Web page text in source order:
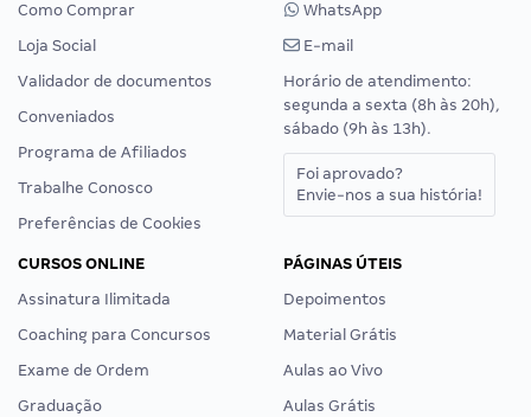
Como Comprar
Loja Social
Validador de documentos
Conveniados
Programa de Afiliados
Trabalhe Conosco
Preferências de Cookies
WhatsApp
E-mail
Horário de atendimento:
segunda a sexta (8h às 20h),
sábado (9h às 13h).
Foi aprovado?
Envie-nos a sua história!
CURSOS ONLINE
Assinatura Ilimitada
Coaching para Concursos
Exame de Ordem
Graduação
PÁGINAS ÚTEIS
Depoimentos
Material Grátis
Aulas ao Vivo
Aulas Grátis